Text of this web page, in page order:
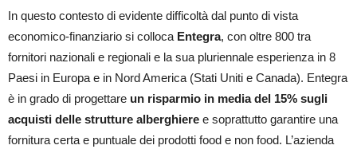
In questo contesto di evidente difficoltà dal punto di vista
economico-finanziario si colloca Entegra, con oltre 800 tra
fornitori nazionali e regionali e la sua pluriennale esperienza in 8
Paesi in Europa e in Nord America (Stati Uniti e Canada). Entegra
è in grado di progettare un risparmio in media del 15% sugli
acquisti delle strutture alberghiere e soprattutto garantire una
fornitura certa e puntuale dei prodotti food e non food. L’azienda